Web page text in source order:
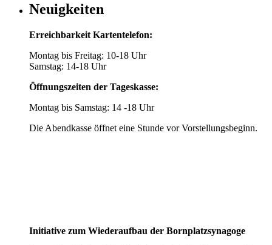
Neuigkeiten
Erreichbarkeit Kartentelefon:
Montag bis Freitag: 10-18 Uhr
Samstag: 14-18 Uhr
Öffnungszeiten der Tageskasse:
Montag bis Samstag: 14 -18 Uhr
Die Abendkasse öffnet eine Stunde vor Vorstellungsbeginn.
Initiative zum Wiederaufbau der Bornplatzsynagoge